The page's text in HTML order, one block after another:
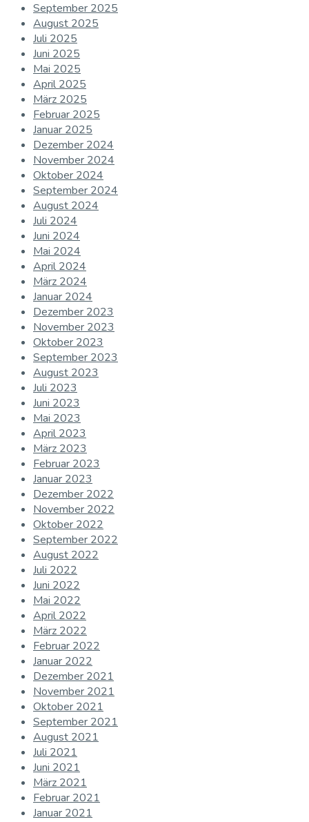
September 2025
August 2025
Juli 2025
Juni 2025
Mai 2025
April 2025
März 2025
Februar 2025
Januar 2025
Dezember 2024
November 2024
Oktober 2024
September 2024
August 2024
Juli 2024
Juni 2024
Mai 2024
April 2024
März 2024
Januar 2024
Dezember 2023
November 2023
Oktober 2023
September 2023
August 2023
Juli 2023
Juni 2023
Mai 2023
April 2023
März 2023
Februar 2023
Januar 2023
Dezember 2022
November 2022
Oktober 2022
September 2022
August 2022
Juli 2022
Juni 2022
Mai 2022
April 2022
März 2022
Februar 2022
Januar 2022
Dezember 2021
November 2021
Oktober 2021
September 2021
August 2021
Juli 2021
Juni 2021
März 2021
Februar 2021
Januar 2021